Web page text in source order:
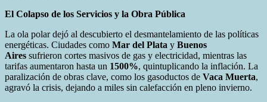
El Colapso de los Servicios y la Obra Pública
La ola polar dejó al descubierto el desmantelamiento de las políticas
energéticas. Ciudades como Mar del Plata y Buenos
Aires sufrieron cortes masivos de gas y electricidad, mientras las
tarifas aumentaron hasta un 1500%, quintuplicando la inflación. La
paralización de obras clave, como los gasoductos de Vaca Muerta,
agravó la crisis, dejando a miles sin calefacción en pleno invierno.